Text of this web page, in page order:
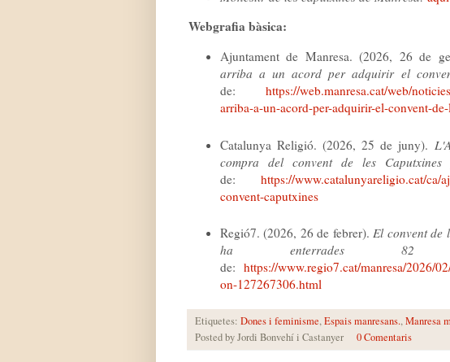
Webgrafia bàsica:
Ajuntament de Manresa. (2026, 26 de
arriba a un acord per adquirir el
de: https://web.manresa.cat/web/
arriba-a-un-acord-per-adquirir-el-convent-
Catalunya Religió. (2026, 25 de juny).
compra del convent de les
de: https://www.catalunyareligio.cat/ca/
convent-caputxines
Regió7. (2026, 26 de febrer). El convent de
ha enterrades 82
de: https://www.regio7.cat/manresa/2026/
on-127267306.html
Etiquetes: Dones i feminisme,Espais manresans.,Manresa
Posted byJordi Bonvehí i Castanyer 0 Comentaris